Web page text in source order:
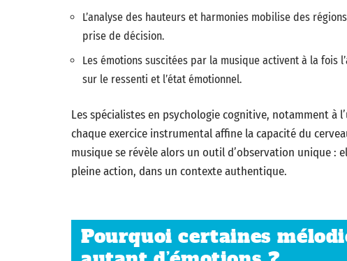
L’analyse des hauteurs et harmonies mobilise des
prise de décision.
Les émotions suscitées par la musique activent à la
sur le ressenti et l’état émotionnel.
Les spécialistes en psychologie cognitive, notamment
chaque exercice instrumental affine la capacité du
musique se révèle alors un outil d’observation unique :
pleine action, dans un contexte authentique.
Pourquoi certaines